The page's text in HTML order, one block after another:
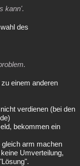
kann'.
des
einem anderen
verdienen (bei den
bekommen ein
arm machen
Umverteilung,